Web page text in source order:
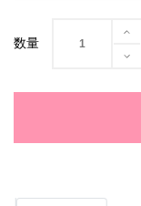
数量